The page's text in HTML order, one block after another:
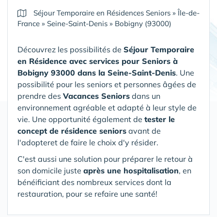
Séjour Temporaire en Résidences Seniors »Île-de-
France » Seine-Saint-Denis » Bobigny (93000)
Découvrez les possibilités de Séjour Temporaire
en Résidence avec services pour Seniors à
Bobigny 93000 dans la Seine-Saint-Denis. Une
possibilité pour les seniors et personnes âgées de
prendre des Vacances Seniors dans un
environnement agréable et adapté à leur style de
vie. Une opportunité également de tester le
concept de résidence seniors avant de
l'adopteret de faire le choix d'y résider.
C'est aussi une solution pour préparer le retour à
son domicile juste après une hospitalisation, en
bénéificiant des nombreux services dont la
restauration, pour se refaire une santé!